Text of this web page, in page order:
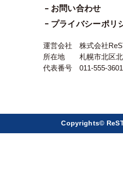
お問い合わせ
プライバシーポリ
運営会社 株式会社
所在地 札幌市北区北
代表番号 011-555-3601
Copyrights©